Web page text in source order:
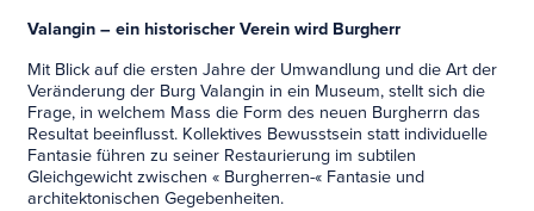
Valangin – ein historischer Verein wird Burgherr
Mit Blick auf die ersten Jahre der Umwandlung und die Art der
Veränderung der Burg Valangin in ein Museum, stellt sich die
Frage, in welchem Mass die Form des neuen Burgherrn das
Resultat beeinflusst. Kollektives Bewusstsein statt individuelle
Fantasie führen zu seiner Restaurierung im subtilen
Gleichgewicht zwischen « Burgherren-« Fantasie und
architektonischen Gegebenheiten.